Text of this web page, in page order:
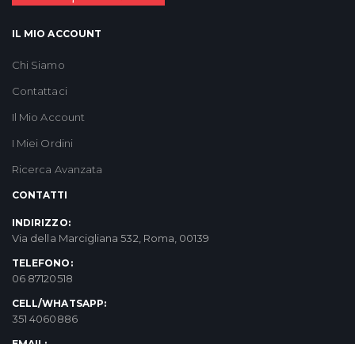
IL MIO ACCOUNT
Chi Siamo
Contattaci
Il Mio Account
I Miei Ordini
Ricerca Avanzata
CONTATTI
INDIRIZZO:
Via della Marcigliana 532, Roma, 00139
TELEFONO:
06 87120518
CELL/WHATSAPP:
351 4060886